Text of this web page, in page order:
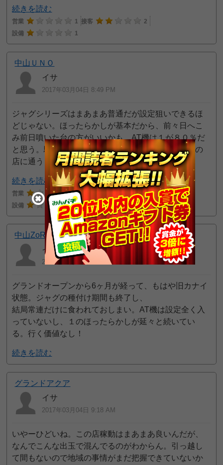
続きを読む
営業 1 接客
2
設備
1
中山ＵＮＯ
イサ
2017年03月04日 8:49 PM
ジャグシリーズはまあまあ普通だが設定狙いできるほ
どじゃない。ほったらかしが基本だから、前々日へこ
み前日噴いた台の方がいいかも。AT機は１が８０％だ
と思う。駅から近いってのが最大の特徴だけで、この
店に通うと月に20万負けると思う。
続きを読む
営業 1 接客
2
設備
1
中山ZoRoN
イサ
2017年03月04日 9:40 AM
グランドオープンから6ヶ月が経って、もはや旧カナイ
状態。ジャグの種付け期間も終了し、
結局常連だけに食われておしまい。AT機は設定全く入
っていないし、１のほったらかしが延々と続いてい
る。行く価値なし！
続きを読む
グランドアクア
イサ
2017年03月04日 9:18 AM
いやーひどいね。この店稼動はまあまあ良いんだが、
なんでこんな出玉で混んでるのがわからん。引っ越し
て間もないので地域の事情がまだ把握できていないか